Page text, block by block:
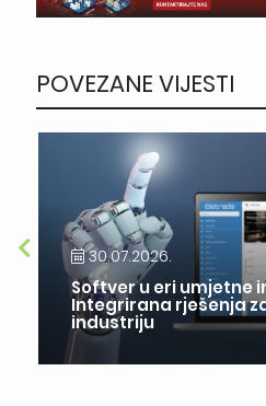
POVEZANE VIJESTI
30.07.2026.
Softver u eri umjetne
Integrirana rješenja
industriju